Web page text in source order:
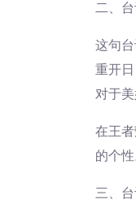
二、
这句
重开
对于美
在王
的个性
三、